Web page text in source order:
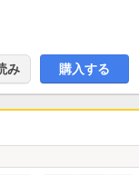
み 購入する